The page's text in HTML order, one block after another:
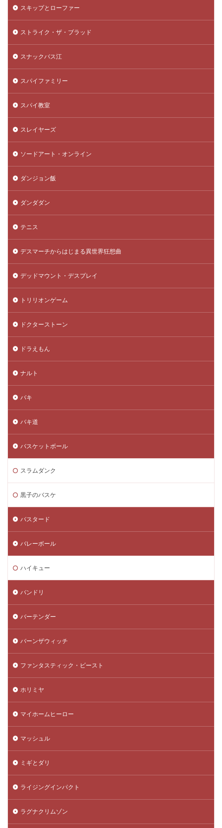
スキップとローファー
ストライク・ザ・ブラッド
スナックバス江
スパイファミリー
スパイ教室
スレイヤーズ
ソードアート・オンライン
ダンジョン飯
ダンダダン
テニス
デスマーチからはじまる異世界狂想曲
デッドマウント・デスプレイ
トリリオンゲーム
ドクターストーン
ドラえもん
ナルト
バキ
バキ道
バスケットボール
スラムダンク
黒子のバスケ
バスタード
バレーボール
ハイキュー
バンドリ
バーテンダー
バーンザウィッチ
ファンタスティック・ビースト
ホリミヤ
マイホームヒーロー
マッシュル
ミギとダリ
ライジングインパクト
ラグナクリムゾン